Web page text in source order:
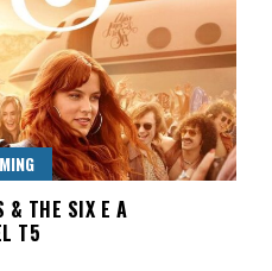
& THE SIX E A
T5